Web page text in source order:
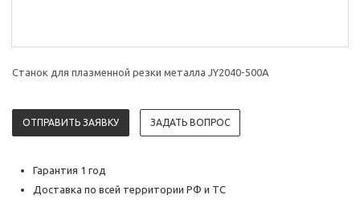
Станок для плазменной резки металла JY2040-500A
ОТПРАВИТЬ ЗАЯВКУ ЗАДАТЬ ВОПРОС
Гарантия 1 год
Доставка по всей территории РФ и ТС